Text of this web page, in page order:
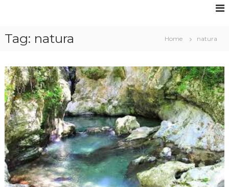
Tag: natura Home natura